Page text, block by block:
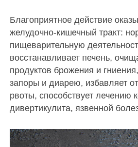
Благоприятное действие
желудочно-кишечный тракт:
пищеварительную
восстанавливает печень,
продуктов брожения и
запоры и диарею, избавляет
рвоты, способствует лечению
дивертикулита, язвенной